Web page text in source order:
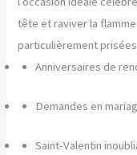
tête et raviver la
particulièrement
Anniversaires de
Demandes en
Saint-Valentin